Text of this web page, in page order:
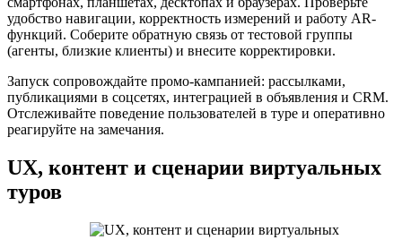
удобство навигации, корректность измерений и работу AR-
функций. Соберите обратную связь от тестовой группы
(агенты, близкие клиенты) и внесите корректировки.
Запуск сопровождайте промо-кампанией: рассылками,
публикациями в соцсетях, интеграцией в объявления и CRM.
Отслеживайте поведение пользователей в туре и оперативно
реагируйте на замечания.
UX, контент и сценарии виртуальных
туров